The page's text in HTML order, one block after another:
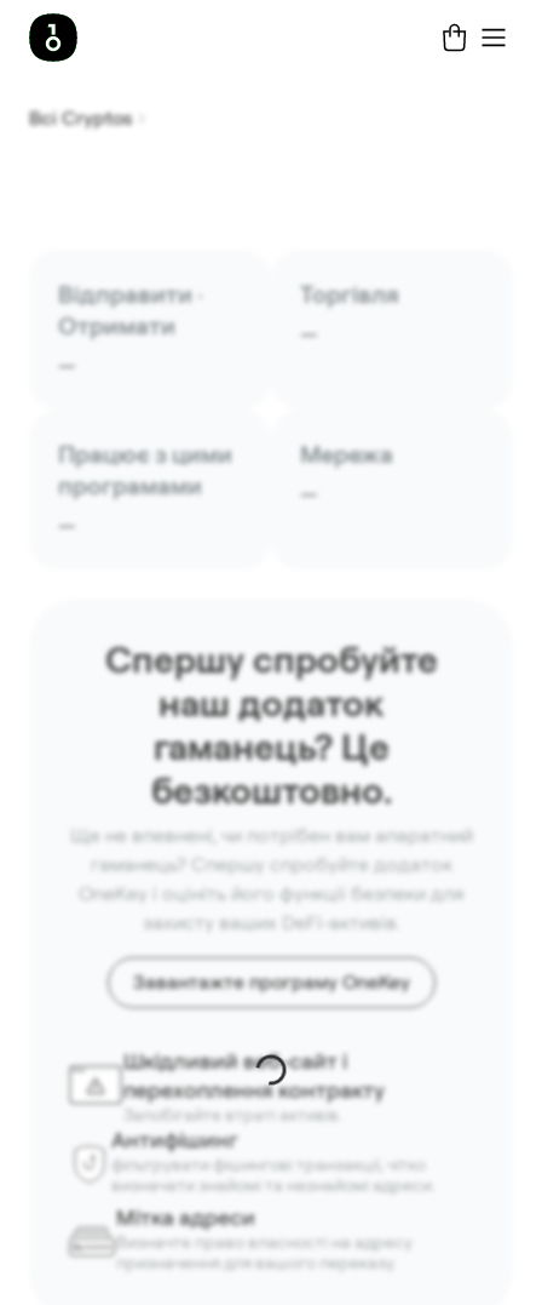
Всі Cryptos
Відправити ·
Отримати
—
Торгівля
—
Працює з цими
програмами
—
Мережа
—
Спершу спробуйте
наш додаток
гаманець? Це
безкоштовно.
Ще не впевнені, чи потрібен вам апаратний
гаманець? Спершу спробуйте додаток
OneKey і оцініть його функції безпеки для
захисту ваших DeFi-активів.
Завантажте програму OneKey
Шкідливий веб-сайт і
перехоплення контракту
Запобігайте втраті активів.
Антифішинг
фільтрувати фішингові транзакції, чітко
визначати знайомі та незнайомі адреси.
Мітка адреси
Визначте право власності на адресу
призначення для вашого переказу.